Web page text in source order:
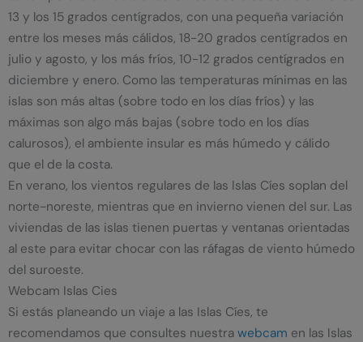
13 y los 15 grados centígrados, con una pequeña variación
entre los meses más cálidos, 18-20 grados centígrados en
julio y agosto, y los más fríos, 10-12 grados centígrados en
diciembre y enero. Como las temperaturas mínimas en las
islas son más altas (sobre todo en los días fríos) y las
máximas son algo más bajas (sobre todo en los días
calurosos), el ambiente insular es más húmedo y cálido
que el de la costa.
En verano, los vientos regulares de las Islas Cíes soplan del
norte-noreste, mientras que en invierno vienen del sur. Las
viviendas de las islas tienen puertas y ventanas orientadas
al este para evitar chocar con las ráfagas de viento húmedo
del suroeste.
Webcam Islas Cies
Si estás planeando un viaje a las Islas Cíes, te
recomendamos que consultes nuestra webcam en las Islas